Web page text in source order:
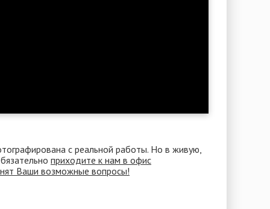
с реальной работы. Но в живую,
приходите к нам в офис
Ваши возможные вопросы!